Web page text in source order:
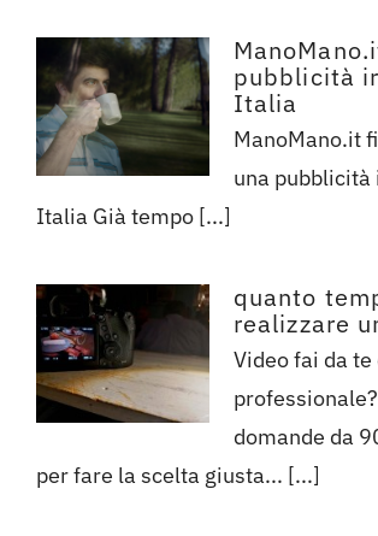
pubblicità
Italia
ManoMano.it
una pubblicità
Italia Già tempo [...]
quanto
realizzare
Video fai da te
domande da
per fare la scelta giusta... [...]